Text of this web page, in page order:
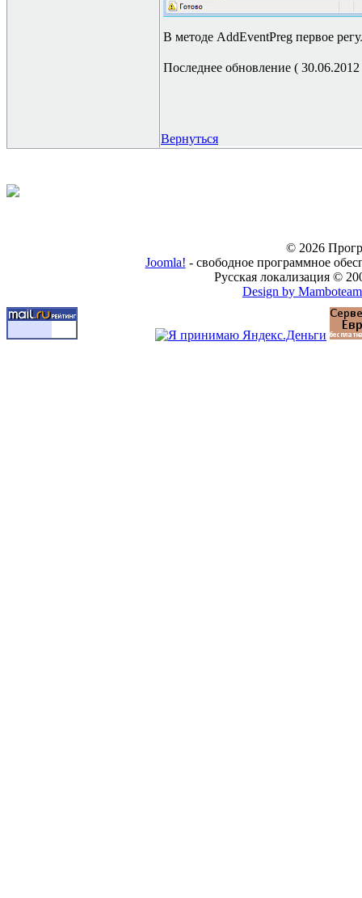
В методе AddEventPreg первое
Последнее обновление ( 30.06.2012
Вернуться
© 2026
Joomla! - свободное программное
Русская локализация ©
Design by